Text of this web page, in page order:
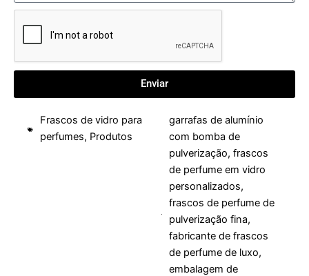
Enviar
Frascos de vidro para
perfumes, Produtos
garrafas de alumínio
com bomba de
pulverização,frascos
de perfume em vidro
personalizados,
frascos de perfume de
pulverização fina,
fabricante de frascos
de perfume de luxo,
embalagem de